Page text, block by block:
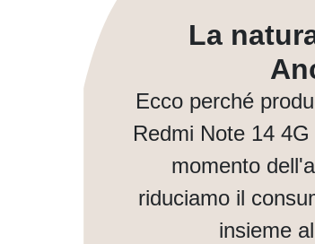
La
Ecco perché
Redmi Note 14
momento
riduciamo il
insieme